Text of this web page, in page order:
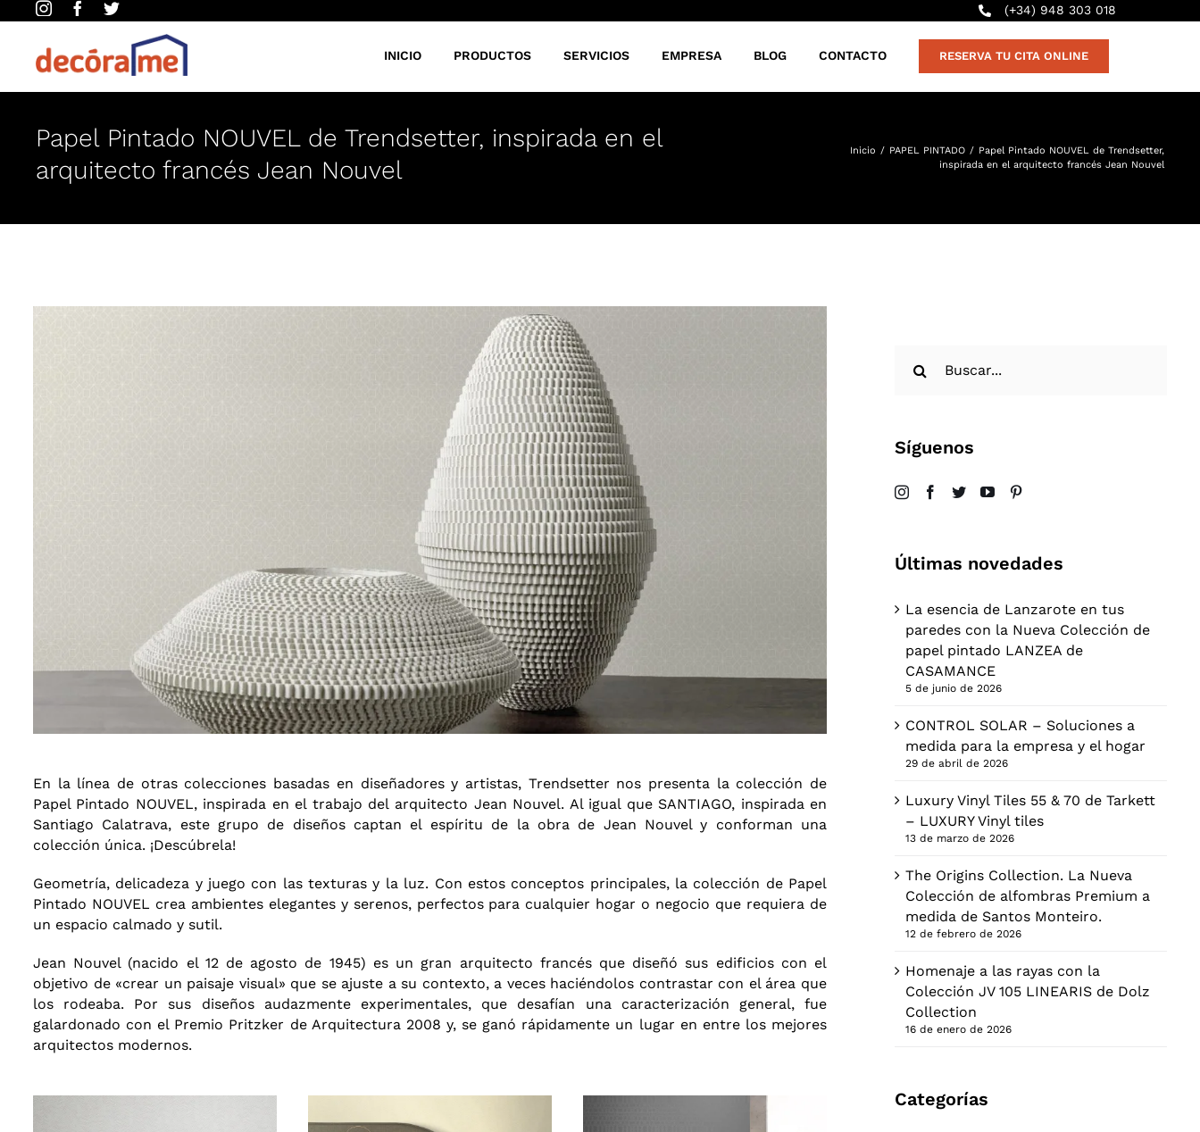
Saltar
contenido
(+34) 948 303 018
INICIO PRODUCTOS SERVICIOS EMPRESA BLOG CONTACTO RESERVA TU CITA ONLINE
Papel Pintado NOUVEL de Trendsetter, inspirada en el
arquitecto francés Jean Nouvel
Inicio / PAPEL PINTADO / Papel Pintado NOUVEL de Trendsetter,
inspirada en el arquitecto francés Jean Nouvel
En la línea de otras colecciones basadas en diseñadores y artistas, Trendsetter nos presenta la colección de
Papel Pintado NOUVEL, inspirada en el trabajo del arquitecto Jean Nouvel. Al igual que SANTIAGO, inspirada en
Santiago Calatrava, este grupo de diseños captan el espíritu de la obra de Jean Nouvel y conforman una
colección única. ¡Descúbrela!
Geometría, delicadeza y juego con las texturas y la luz. Con estos conceptos principales, la colección de Papel
Pintado NOUVEL crea ambientes elegantes y serenos, perfectos para cualquier hogar o negocio que requiera de
un espacio calmado y sutil.
Jean Nouvel (nacido el 12 de agosto de 1945) es un gran arquitecto francés que diseñó sus edificios con el
objetivo de «crear un paisaje visual» que se ajuste a su contexto, a veces haciéndolos contrastar con el área que
los rodeaba. Por sus diseños audazmente experimentales, que desafían una caracterización general, fue
galardonado con el Premio Pritzker de Arquitectura 2008 y, se ganó rápidamente un lugar en entre los mejores
arquitectos modernos.
Síguenos
Últimas novedades
La esencia de Lanzarote en tus
paredes con la Nueva Colección de
papel pintado LANZEA de
CASAMANCE
5 de junio de 2026
CONTROL SOLAR – Soluciones a
medida para la empresa y el hogar
29 de abril de 2026
Luxury Vinyl Tiles 55 & 70 de Tarkett
– LUXURY Vinyl tiles
13 de marzo de 2026
The Origins Collection. La Nueva
Colección de alfombras Premium a
medida de Santos Monteiro.
12 de febrero de 2026
Homenaje a las rayas con la
Colección JV 105 LINEARIS de Dolz
Collection
16 de enero de 2026
Categorías